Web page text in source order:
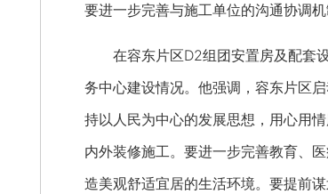
要进一步完善与施工单位的沟通协调
在容东片区D2组团安置房及配套设
务中心建设情况。他强调，容东片区
持以人民为中心的发展思想，用心用
内外装修施工。要进一步完善教育、
造美观舒适宜居的生活环境。要提前